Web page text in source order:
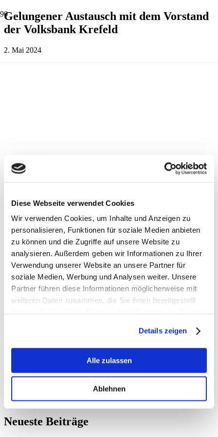
Diese Webseite verwendet Cookies
Wir verwenden Cookies, um Inhalte und Anzeigen zu
personalisieren, Funktionen für soziale Medien anbieten
zu können und die Zugriffe auf unsere Website zu
analysieren. Außerdem geben wir Informationen zu Ihrer
Verwendung unserer Website an unsere Partner für
soziale Medien, Werbung und Analysen weiter. Unsere
Partner führen diese Informationen möglicherweise mit
weiteren Daten zusammen, die Sie ihnen bereitgestellt
Details zeigen
Alle zulassen
Ablehnen
Gelungener Austausch mit dem Vorstand
der Volksbank Krefeld
2. Mai 2024
Nicht nur für Menschen in Krefeld, sondern auch in unserem Kreis
Viersen ist die Volksbank Krefeld ein fester Anlaufpunkt in puncto
Geld- und Wertpapiergeschäfte.
Heute habe ich mich mit den beiden Vorständen Stefan Rinsch und
Christoph Gommans über den derzeitigen Arbeitskräftemangel,
gerne im Austausch miteinander.
Neueste Beiträge